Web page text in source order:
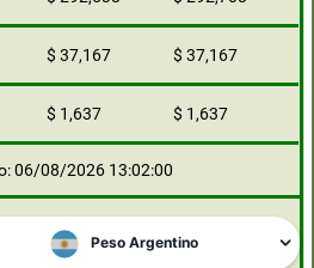
$ 37,167 $ 37,167
$ 1,637 $ 1,637
06/08/2026 13:02:00